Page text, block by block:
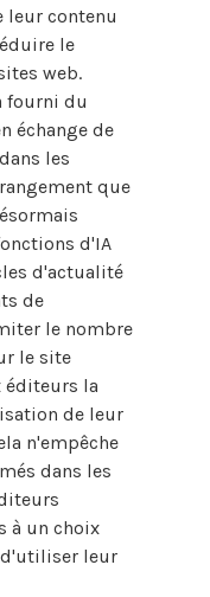
leur contenu
le
web.
fourni du
échange de
les
que
d'IA
d'actualité
de
le nombre
le site
éditeurs la
de leur
n'empêche
dans les
à un choix
d'utiliser leur